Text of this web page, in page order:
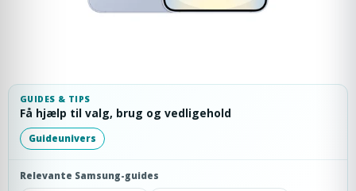
GUIDES & TIPS
Få hjælp til valg, brug og vedligehold
Guideunivers
Relevante Samsung-guides